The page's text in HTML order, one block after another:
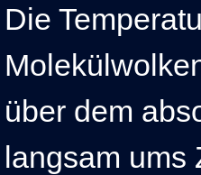
Die
über dem
langsam ums